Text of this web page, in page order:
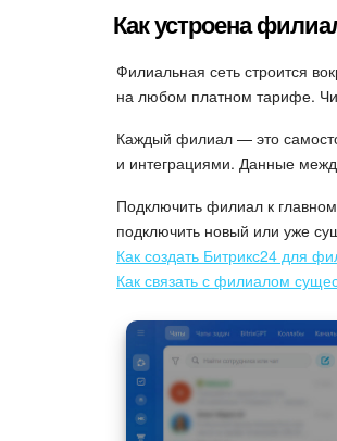
Как устроена
Филиальная сеть строится
на любом платном тарифе.
Каждый филиал — это
и интеграциями. Данные
Подключить филиал к
подключить новый или уже
Как создать Битрикс24 для
Как связать с филиалом